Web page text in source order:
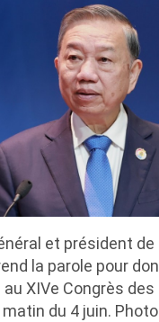
et président de
la parole pour
XIVe Congrès
du 4 juin.